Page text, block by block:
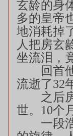
玄龄的身
多的皇帝
地消耗掉
人把房玄
坐流泪，
回首他
流逝了32
之后房
世。10个
一段浩